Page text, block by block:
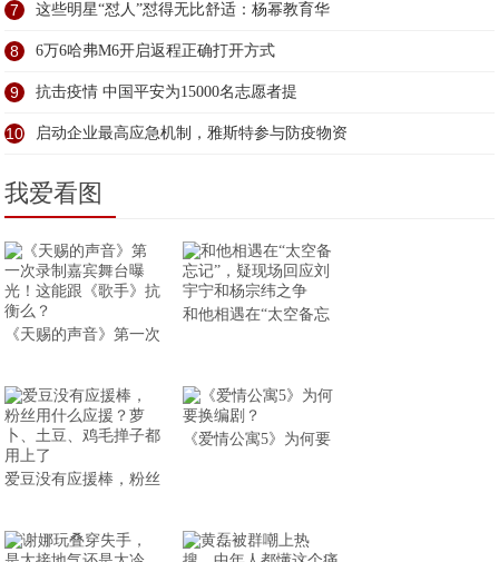
7 这些明星“怼人”怼得无比舒适：杨幂教育华
8 6万6哈弗M6开启返程正确打开方式
9 抗击疫情 中国平安为15000名志愿者提
10 启动企业最高应急机制，雅斯特参与防疫物资
我爱看图
《天赐的声音》第一次
和他相遇在“太空备忘
爱豆没有应援棒，粉丝
《爱情公寓5》为何要